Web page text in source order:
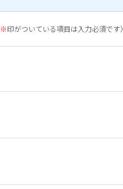
※印がついている項目は入力必須です）